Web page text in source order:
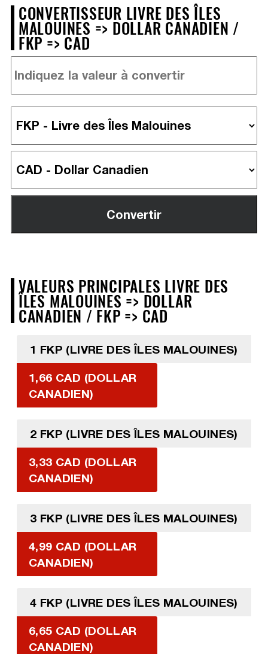
CONVERTISSEUR LIVRE DES ÎLES
MALOUINES => DOLLAR CANADIEN /
FKP => CAD
VALEURS PRINCIPALES LIVRE DES
ÎLES MALOUINES => DOLLAR
CANADIEN / FKP => CAD
1 FKP (LIVRE DES ÎLES MALOUINES)
1,66 CAD (DOLLAR
CANADIEN)
2 FKP (LIVRE DES ÎLES MALOUINES)
3,33 CAD (DOLLAR
CANADIEN)
3 FKP (LIVRE DES ÎLES MALOUINES)
4,99 CAD (DOLLAR
CANADIEN)
4 FKP (LIVRE DES ÎLES MALOUINES)
6,65 CAD (DOLLAR
CANADIEN)